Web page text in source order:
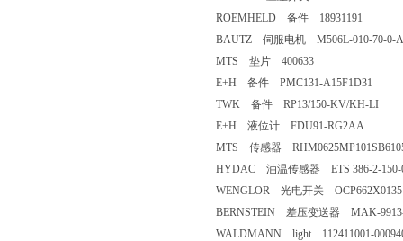
ROEMHELD 备件 18931191
BAUTZ 伺服电机 M506L-010-70-0-
MTS 垫片 400633
E+H 备件 PMC131-A15F1D31
TWK 备件 RP13/150-KV/KH-LI
E+H 液位计 FDU91-RG2AA
MTS 传感器
HYDAC 油温传感器 ETS 386-2-150-
WENGLOR 光电开关 OCP662X0135
BERNSTEIN 差压变送器 MAK-
WALDMANN light 112411001-